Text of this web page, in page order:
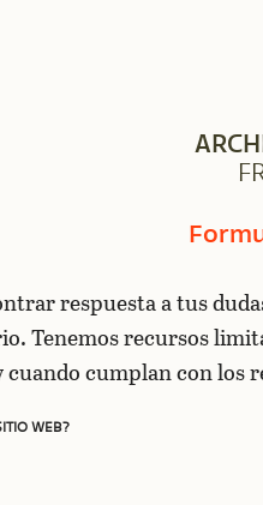
respuesta a tus
Tenemos recursos
cuando cumplan con los
WEB?